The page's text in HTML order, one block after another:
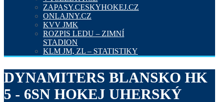
ZAPASY.CESKYHOKEJ.CZ
ONLAJNY.CZ
KVV JMK
ROZPIS LEDU – ZIMNÍ
STADION
KLM JM, ZL – STATISTIKY
DYNAMITERS BLANSKO HK
5 - 6SN HOKEJ UHERSKÝ